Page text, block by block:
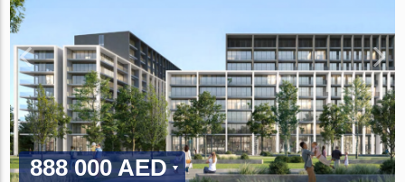
888 000 AED